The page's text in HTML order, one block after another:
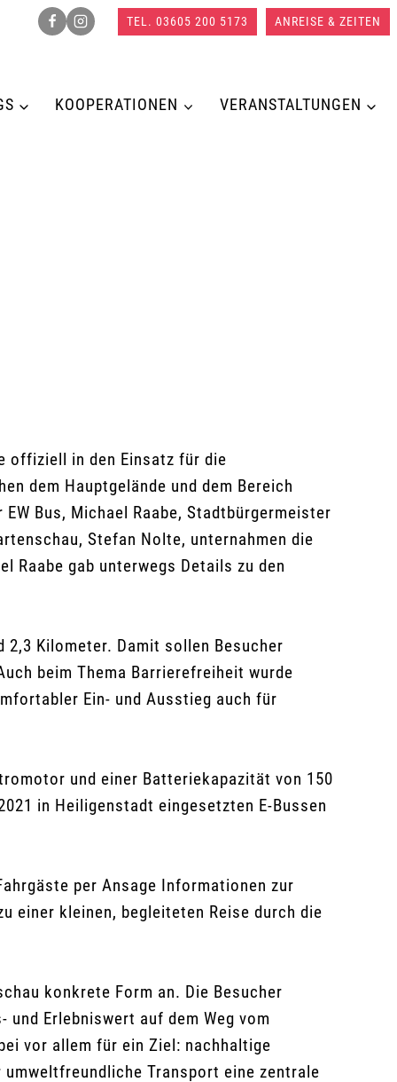
TEL. 03605 200 5173 ANREISE & ZEITEN
KOOPERATIONEN VERANSTALTUNGEN
offiziell in den Einsatz für die
dem Hauptgelände und dem Bereich
Bus, Michael Raabe, Stadtbürgermeister
Stefan Nolte, unternahmen die
Raabe gab unterwegs Details zu den
Kilometer. Damit sollen Besucher
beim Thema Barrierefreiheit wurde
Ein- und Ausstieg auch für
und einer Batteriekapazität von 150
in Heiligenstadt eingesetzten E-Bussen
per Ansage Informationen zur
einer kleinen, begleiteten Reise durch die
konkrete Form an. Die Besucher
Erlebniswert auf dem Weg vom
vor allem für ein Ziel: nachhaltige
Transport eine zentrale